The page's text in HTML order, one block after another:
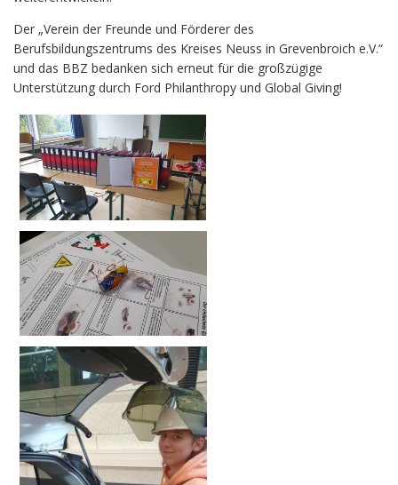
Der „Verein der Freunde und Förderer des
Berufsbildungszentrums des Kreises Neuss in Grevenbroich e.V.“
und das BBZ bedanken sich erneut für die großzügige
Unterstützung durch Ford Philanthropy und Global Giving!